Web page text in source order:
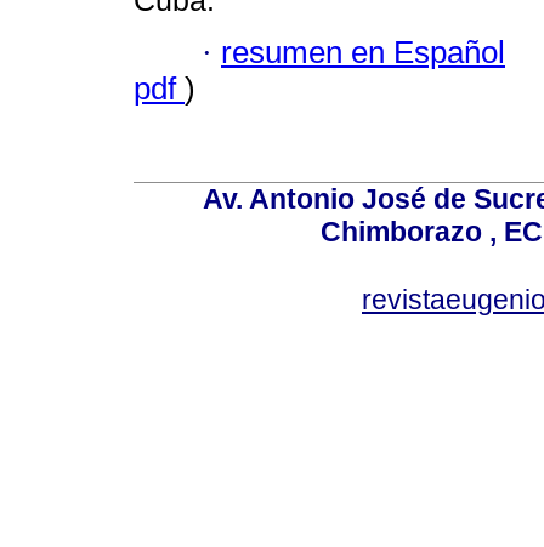
· resumen en Español
pdf )
Av. Antonio José de
Chimborazo ,